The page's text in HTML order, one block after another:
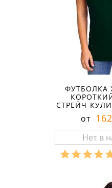
ФУТБОЛКА
СТРЕЙЧ-
от